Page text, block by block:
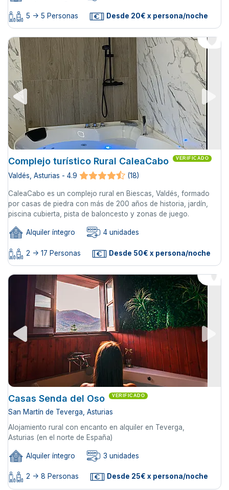
5 -> 5 Personas Desde 20€ x persona/noche
Complejo turístico Rural CaleaCabo VERIFICADO
Valdés, Asturias - 4.9 (18)
CaleaCabo es un complejo rural en Biescas, Valdés, formado
por casas de piedra con más de 200 años de historia, jardín,
piscina cubierta, pista de baloncesto y zonas de juego.
Alquiler íntegro 4 unidades
2 -> 17 Personas Desde 50€ x persona/noche
Casas Senda del Oso VERIFICADO
San Martín de Teverga, Asturias
Alojamiento rural con encanto en alquiler en Teverga,
Asturias (en el norte de España)
Alquiler íntegro 3 unidades
2 -> 8 Personas Desde 25€ x persona/noche